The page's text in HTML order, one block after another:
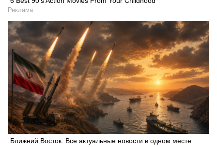
Реклама
Ближний Восток: Все актуальные новости в одном месте